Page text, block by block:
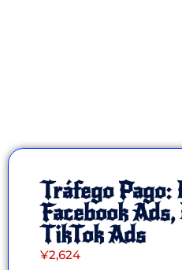
Tráfego Pago:
Facebook Ads,
TikTok Ads
¥2,624